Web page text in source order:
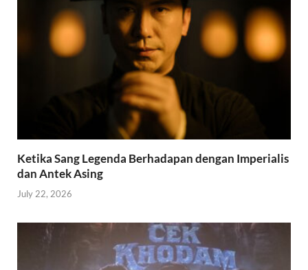
Ketika Sang Legenda Berhadapan dengan Imperialis
dan Antek Asing
July 22, 2026